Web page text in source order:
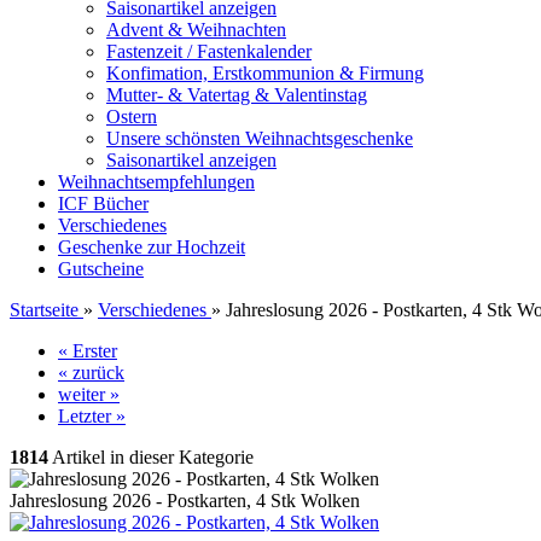
Saisonartikel anzeigen
Advent & Weihnachten
Fastenzeit / Fastenkalender
Konfimation, Erstkommunion & Firmung
Mutter- & Vatertag & Valentinstag
Ostern
Unsere schönsten Weihnachtsgeschenke
Saisonartikel anzeigen
Weihnachtsempfehlungen
ICF Bücher
Verschiedenes
Geschenke zur Hochzeit
Gutscheine
Startseite » Verschiedenes » Jahreslosung 2026 - Postkarten, 4 Stk
« Erster
« zurück
weiter »
Letzter »
1814 Artikel in dieser Kategorie
Jahreslosung 2026 - Postkarten, 4 Stk Wolken